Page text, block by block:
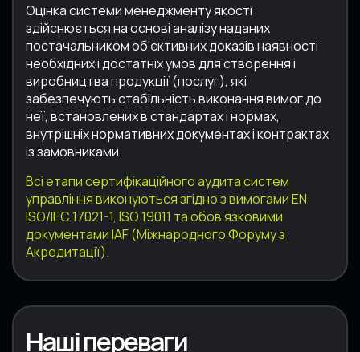
Оцінка системи менеджменту якості
здійснюється на основі аналізу наданих
постачальником об’єктивних доказів наявності
необхідних і достатніх умов для створення і
виробництва продукції (послуг), які
забезпечують стабільність виконання вимог до
неї, встановлених в стандартах і нормах,
внутрішніх нормативних документах і контрактах
із замовниками.
Всі етапи сертифікаційного аудита систем
управління виконуються згідно з вимогами EN
ISO/IEC 17021-1, ISO 19011 та обов’язковими
документами IAF (Міжнародного Форуму з
Акредитації).
Наші переваги